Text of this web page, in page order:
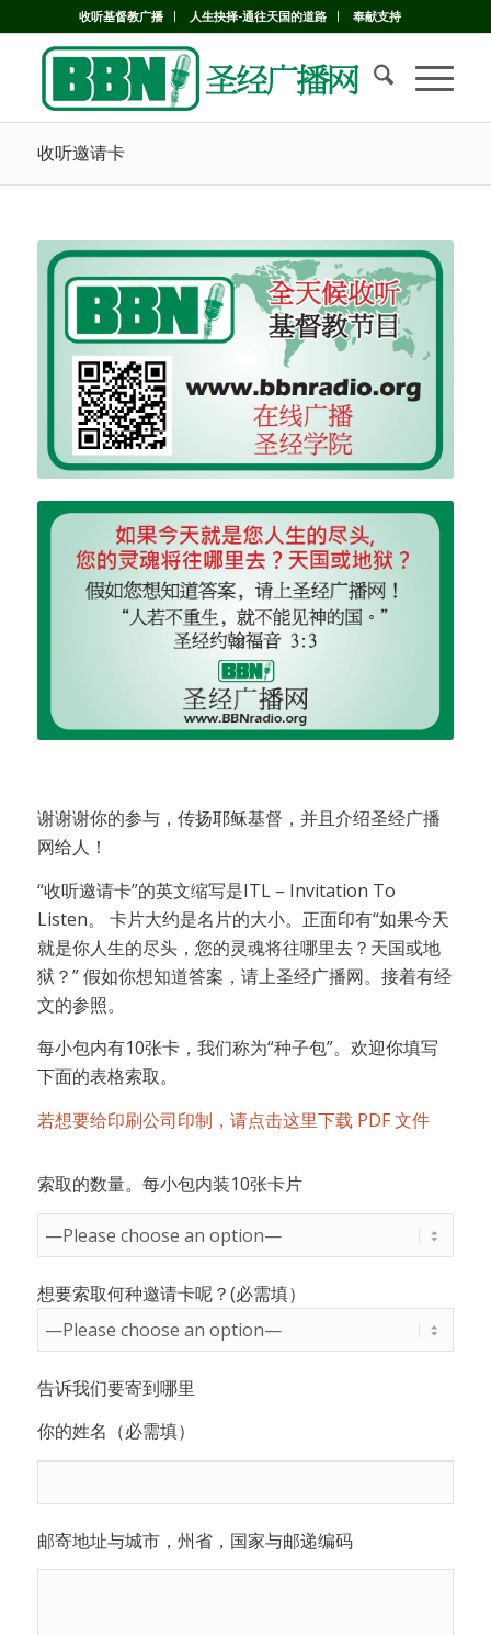
收听基督教广播 人生抉择-通往天国的道路 奉献支持
收听邀请卡
谢谢谢你的参与，传扬耶稣基督，并且介绍圣经广播
网给人！
“收听邀请卡”的英文缩写是ITL – Invitation To
Listen。 卡片大约是名片的大小。正面印有“如果今天
就是你人生的尽头，您的灵魂将往哪里去？天国或地
狱？” 假如你想知道答案，请上圣经广播网。接着有经
文的参照。
每小包内有10张卡，我们称为“种子包”。欢迎你填写
下面的表格索取。
若想要给印刷公司印制，请点击这里下载 PDF 文件
索取的数量。每小包内装10张卡片
想要索取何种邀请卡呢？(必需填）
告诉我们要寄到哪里
你的姓名（必需填）
邮寄地址与城市，州省，国家与邮递编码